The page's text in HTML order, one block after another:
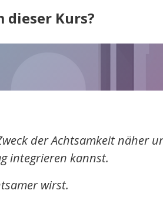
dieser Kurs?
der Achtsamkeit näher
integrieren kannst.
wirst.